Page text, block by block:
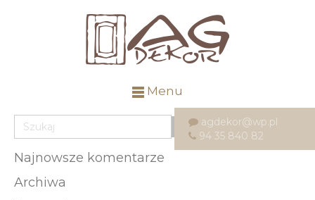
Menu
agdekor@wp.pl
94 35 840 82
Najnowsze komentarze
Archiwa